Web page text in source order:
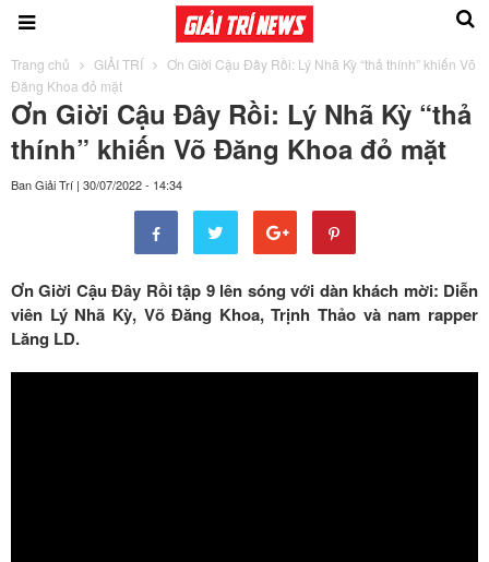
Trang chủ GIẢI TRÍ
Ơn Giời Cậu Đây Rồi: Lý Nhã Kỳ “thả thính” khiến Võ
Đăng Khoa đỏ mặt
Ơn Giời Cậu Đây Rồi: Lý Nhã Kỳ “thả
thính” khiến Võ Đăng Khoa đỏ mặt
Ban Giải Trí | 30/07/2022 - 14:34
Ơn Giời Cậu Đây Rồi tập 9 lên sóng với dàn khách mời: Diễn
viên Lý Nhã Kỳ, Võ Đăng Khoa, Trịnh Thảo và nam rapper
Lăng LD.